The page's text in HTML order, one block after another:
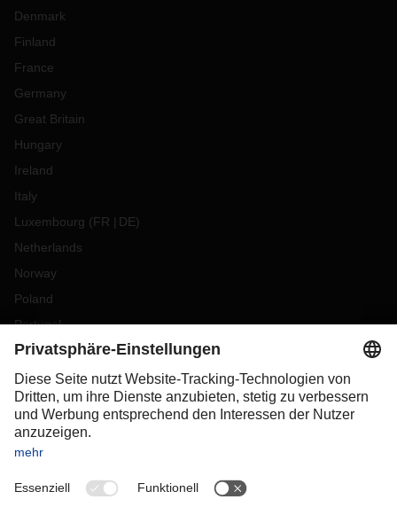
Denmark
Finland
France
Germany
Great Britain
Hungary
Ireland
Italy
Luxembourg (FR DE)
Netherlands
Norway
Poland
Portugal
Romania
Slovakia
Spain
Sweden
Switzerland